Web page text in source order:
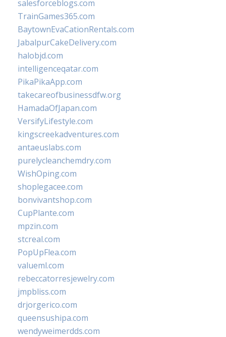
salesforceblogs.com
TrainGames365.com
BaytownEvaCationRentals.com
JabalpurCakeDelivery.com
halobjd.com
intelligenceqatar.com
PikaPikaApp.com
takecareofbusinessdfw.org
HamadaOfJapan.com
VersifyLifestyle.com
kingscreekadventures.com
antaeuslabs.com
purelycleanchemdry.com
WishOping.com
shoplegacee.com
bonvivantshop.com
CupPlante.com
mpzin.com
stcreal.com
PopUpFlea.com
valueml.com
rebeccatorresjewelry.com
jmpbliss.com
drjorgerico.com
queensushipa.com
wendyweimerdds.com